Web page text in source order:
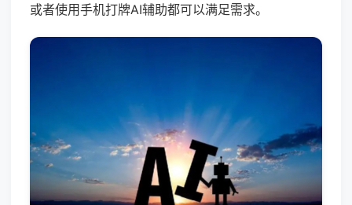
或者使用手机打牌AI辅助都可以满足需求。